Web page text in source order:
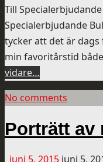
Till
Specialerbjudande
tycker att det är
min favoritårstid
vidare…
No comments
Porträtt av
juni 5, 2015 juni 5,